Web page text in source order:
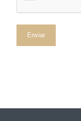
a no ser objeto